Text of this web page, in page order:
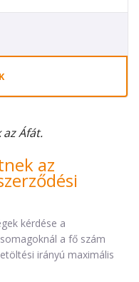
Áfát.
az
kérdése a
a fő szám
irányú maximális